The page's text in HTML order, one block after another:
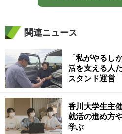
関連ニュース
「私がやるし
活を支える人
スタンド運営
香川大学生主
就活の進め方
学ぶ